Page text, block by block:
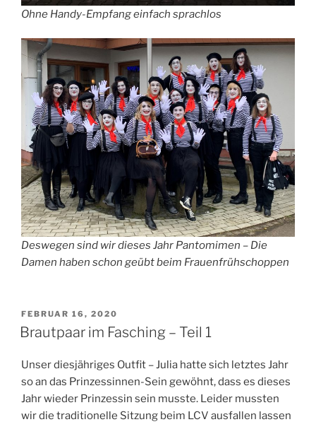
Ohne Handy-Empfang einfach sprachlos
Deswegen sind wir dieses Jahr Pantomimen – Die
Damen haben schon geübt beim Frauenfrühschoppen
VERÖFFENTLICHT
AM
FEBRUAR 16, 2020
Brautpaar im Fasching – Teil 1
Unser diesjähriges Outfit – Julia hatte sich letztes Jahr
so an das Prinzessinnen-Sein gewöhnt, dass es dieses
Jahr wieder Prinzessin sein musste. Leider mussten
wir die traditionelle Sitzung beim LCV ausfallen lassen